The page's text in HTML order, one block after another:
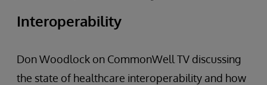
Interoperability
Don Woodlock on CommonWell TV discussing
the state of healthcare interoperability and how